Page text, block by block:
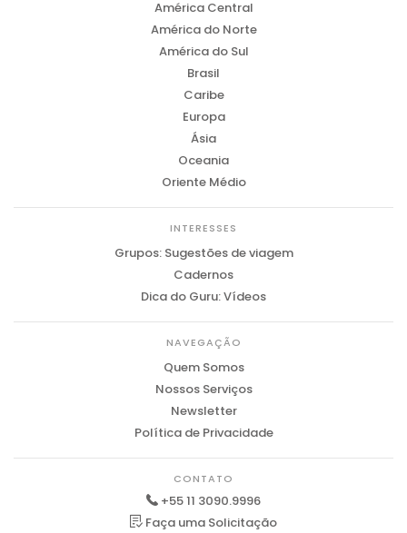
América Central
América do Norte
América do Sul
Brasil
Caribe
Europa
Ásia
Oceania
Oriente Médio
INTERESSES
Grupos: Sugestões de viagem
Cadernos
Dica do Guru: Vídeos
NAVEGAÇÃO
Quem Somos
Nossos Serviços
Newsletter
Política de Privacidade
CONTATO
+55 11 3090.9996
Faça uma Solicitação